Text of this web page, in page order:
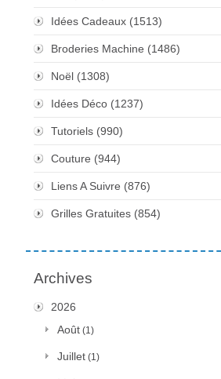
Idées Cadeaux (1513)
Broderies Machine (1486)
Noël (1308)
Idées Déco (1237)
Tutoriels (990)
Couture (944)
Liens A Suivre (876)
Grilles Gratuites (854)
Archives
2026
Août (1)
Juillet (1)